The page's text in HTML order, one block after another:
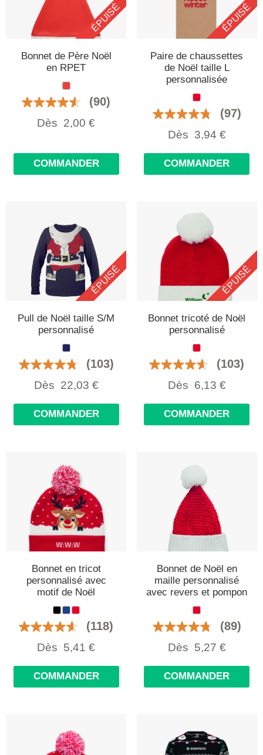
ÉPUISÉ
Bonnet de Père Noël
en RPET
(90)
Dès 2,00 €
COMMANDER
ÉPUISÉ
Paire de chaussettes
de Noël taille L
personnalisée
(97)
Dès 3,94 €
COMMANDER
ÉPUISÉ
Pull de Noël taille S/M
personnalisé
(103)
Dès 22,03 €
COMMANDER
ÉPUISÉ
Bonnet tricoté de Noël
personnalisé
(103)
Dès 6,13 €
COMMANDER
Bonnet en tricot
personnalisé avec
motif de Noël
(118)
Dès 5,41 €
COMMANDER
Bonnet de Noël en
maille personnalisé
avec revers et pompon
(89)
Dès 5,27 €
COMMANDER